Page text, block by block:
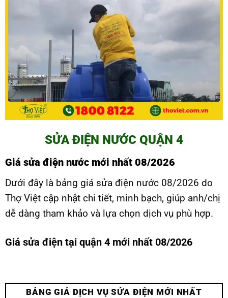
SỬA ĐIỆN NƯỚC QUẬN 4
Giá sửa điện nước mới nhất 08/2026
Dưới đây là bảng giá sửa điện nước 08/2026 do
Thợ Việt cập nhật chi tiết, minh bạch, giúp anh/chị
dễ dàng tham khảo và lựa chọn dịch vụ phù hợp.
Giá sửa điện tại quận 4 mới nhất 08/2026
BẢNG GIÁ DỊCH VỤ SỬA ĐIỆN MỚI NHẤT